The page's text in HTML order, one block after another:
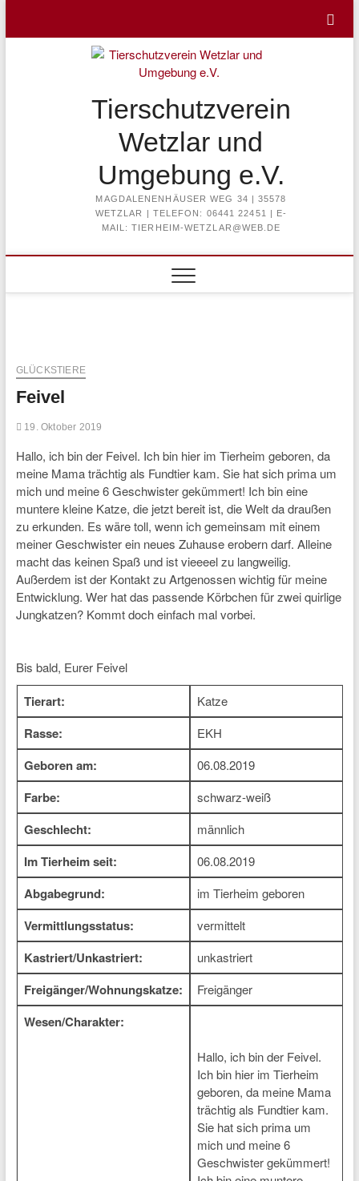
content
Tierschutzverein
Wetzlar und
Umgebung e.V.
MAGDALENENHÄUSER WEG 34 | 35578
WETZLAR | TELEFON: 06441 22451 | E-
MAIL: TIERHEIM-WETZLAR@WEB.DE
GLÜCKSTIERE
Feivel
19. Oktober 2019
Hallo, ich bin der Feivel. Ich bin hier im Tierheim geboren, da
meine Mama trächtig als Fundtier kam. Sie hat sich prima um
mich und meine 6 Geschwister gekümmert! Ich bin eine
muntere kleine Katze, die jetzt bereit ist, die Welt da draußen
zu erkunden. Es wäre toll, wenn ich gemeinsam mit einem
meiner Geschwister ein neues Zuhause erobern darf. Alleine
macht das keinen Spaß und ist vieeeel zu langweilig.
Außerdem ist der Kontakt zu Artgenossen wichtig für meine
Entwicklung. Wer hat das passende Körbchen für zwei quirlige
Jungkatzen? Kommt doch einfach mal vorbei.
Bis bald, Eurer Feivel
Tierart: Katze
Rasse: EKH
Geboren am: 06.08.2019
Farbe: schwarz-weiß
Geschlecht: männlich
Im Tierheim seit: 06.08.2019
Abgabegrund: im Tierheim geboren
Vermittlungsstatus: vermittelt
Kastriert/Unkastriert: unkastriert
Freigänger/Wohnungskatze: Freigänger
Wesen/Charakter:
Hallo, ich bin der Feivel.
Ich bin hier im Tierheim
geboren, da meine Mama
trächtig als Fundtier kam.
Sie hat sich prima um
mich und meine 6
Geschwister gekümmert!